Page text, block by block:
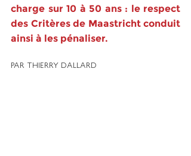
charge sur 10 à 50 ans : le respect
des Critères de Maastricht conduit
ainsi à les pénaliser.
PAR THIERRY DALLARD